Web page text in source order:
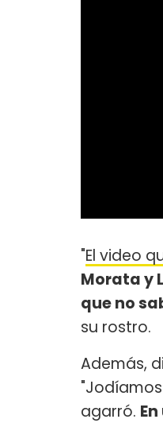
"El video
Morata y
que no
su rostro.
Además,
agarró.